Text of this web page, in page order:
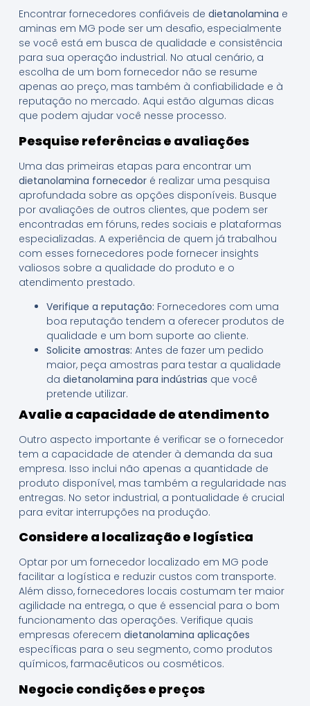
Encontrar fornecedores confiáveis de dietanolamina e
aminas em MG pode ser um desafio, especialmente
se você está em busca de qualidade e consistência
para sua operação industrial. No atual cenário, a
escolha de um bom fornecedor não se resume
apenas ao preço, mas também à confiabilidade e à
reputação no mercado. Aqui estão algumas dicas
que podem ajudar você nesse processo.
Pesquise referências e avaliações
Uma das primeiras etapas para encontrar um
dietanolamina fornecedoré realizar uma pesquisa
aprofundada sobre as opções disponíveis. Busque
por avaliações de outros clientes, que podem ser
encontradas em fóruns, redes sociais e plataformas
especializadas. A experiência de quem já trabalhou
com esses fornecedores pode fornecer insights
valiosos sobre a qualidade do produto e o
atendimento prestado.
Verifique a reputação: Fornecedores com uma
boa reputação tendem a oferecer produtos de
qualidade e um bom suporte ao cliente.
Solicite amostras: Antes de fazer um pedido
maior, peça amostras para testar a qualidade
da dietanolamina para indústrias que você
pretende utilizar.
Avalie a capacidade de atendimento
Outro aspecto importante é verificar se o fornecedor
tem a capacidade de atender à demanda da sua
empresa. Isso inclui não apenas a quantidade de
produto disponível, mas também a regularidade nas
entregas. No setor industrial, a pontualidade é crucial
para evitar interrupções na produção.
Considere a localização e logística
Optar por um fornecedor localizado em MG pode
facilitar a logística e reduzir custos com transporte.
Além disso, fornecedores locais costumam ter maior
agilidade na entrega, o que é essencial para o bom
funcionamento das operações. Verifique quais
empresas oferecem dietanolamina aplicações
específicas para o seu segmento, como produtos
químicos, farmacêuticos ou cosméticos.
Negocie condições e preços